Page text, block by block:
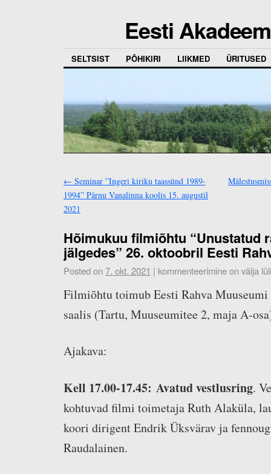
Eesti
SELTSIST PÕHIKIRI LIIKMED ÜRITUSED
← Seminar ”Ingeri kiriku taassünd 1989-
1994” Pärnu Vanalinna koolis 15. augustil
2021
Hõimukuu filmiõhtu “Unustatud
jälgedes” 26. oktoobril Eesti
Posted on7. okt. 2021 | kommenteerimine on välja
Filmiõhtu toimub Eesti Rahva
saalis (Tartu, Muuseumitee 2, maja A-
Ajakava:
Kell 17.00-17.45: Avatud vestlusring.
kohtuvad filmi toimetaja Ruth Alaküla,
koori dirigent Endrik Üksvärav ja
Raudalainen.